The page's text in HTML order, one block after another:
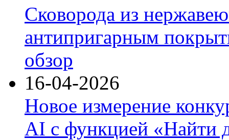
Сковорода из
антипригарным
обзор
16-04-2026
Новое измерение
AI с функцией «Найти